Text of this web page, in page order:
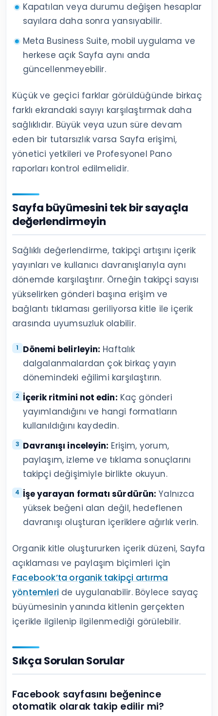
Kapatılan veya durumu değişen hesaplar
sayılara daha sonra yansıyabilir.
Meta Business Suite, mobil uygulama ve
herkese açık Sayfa aynı anda
güncellenmeyebilir.
Küçük ve geçici farklar görüldüğünde birkaç
farklı ekrandaki sayıyı karşılaştırmak daha
sağlıklıdır. Büyük veya uzun süre devam
eden bir tutarsızlık varsa Sayfa erişimi,
yönetici yetkileri ve Profesyonel Pano
raporları kontrol edilmelidir.
Sayfa büyümesini tek bir sayaçla
değerlendirmeyin
Sağlıklı değerlendirme, takipçi artışını içerik
yayınları ve kullanıcı davranışlarıyla aynı
dönemde karşılaştırır. Örneğin takipçi sayısı
yükselirken gönderi başına erişim ve
bağlantı tıklaması geriliyorsa kitle ile içerik
arasında uyumsuzluk olabilir.
Dönemi belirleyin: Haftalık
dalgalanmalardan çok birkaç yayın
dönemindeki eğilimi karşılaştırın.
İçerik ritmini not edin: Kaç gönderi
yayımlandığını ve hangi formatların
kullanıldığını kaydedin.
Davranışı inceleyin: Erişim, yorum,
paylaşım, izleme ve tıklama sonuçlarını
takipçi değişimiyle birlikte okuyun.
İşe yarayan formatı sürdürün: Yalnızca
yüksek beğeni alan değil, hedeflenen
davranışı oluşturan içeriklere ağırlık verin.
Organik kitle oluştururken içerik düzeni, Sayfa
açıklaması ve paylaşım biçimleri için
Facebook’ta organik takipçi artırma
yöntemleri de uygulanabilir. Böylece sayaç
büyümesinin yanında kitlenin gerçekten
içerikle ilgilenip ilgilenmediği görülebilir.
Sıkça Sorulan Sorular
Facebook sayfasını beğenince
otomatik olarak takip edilir mi?